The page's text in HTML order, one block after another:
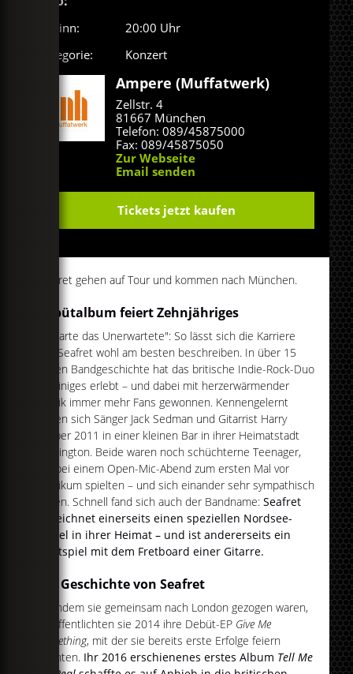
Beginn:
20:00 Uhr
Kategorie:
Konzert
Ampere (Muffatwerk)
Zellstr. 4
81667 München
Telefon: 089/45875000
Fax: 089/45875050
Zur Webseite
Email senden
Tickets jetzt kaufen
Seafret gehen auf Tour und kommen nach München.
Debütalbum feiert Zehnjähriges
"Erwarte das Unerwartete": So lässt sich die Karriere
von Seafret wohl am besten beschreiben. In über 15
Jahren Bandgeschichte hat das britische Indie-Rock-Duo
so einiges erlebt – und dabei mit herzerwärmender
Musik immer mehr Fans gewonnen. Kennengelernt
haben sich Sänger Jack Sedman und Gitarrist Harry
Draper 2011 in einer kleinen Bar in ihrer Heimatstadt
Bridlington. Beide waren noch schüchterne Teenager,
die bei einem Open-Mic-Abend zum ersten Mal vor
Publikum spielten – und sich einander sehr sympathisch
waren. Schnell fand sich auch der Bandname:Seafret
bezeichnet einerseits einen speziellen Nordsee-
Nebel in ihrer Heimat – und ist andererseits ein
Wortspiel mit dem Fretboard einer Gitarre.
Die Geschichte von Seafret
Nachdem sie gemeinsam nach London gezogen waren,
veröffentlichten sie 2014 ihre Debüt-EP Give Me
Something, mit der sie bereits erste Erfolge feiern
konnten. Ihr 2016 erschienenes erstes Album Tell Me